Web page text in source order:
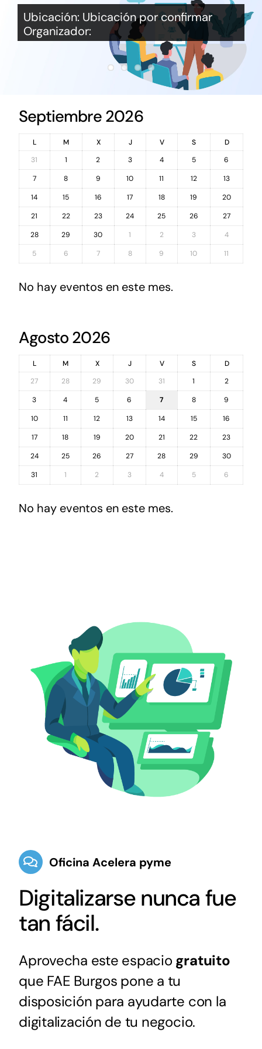
Antena Tecnológica
Eventos
Conócenos
Ubicación: Ubicación por confirmar
Organizador:
Septiembre 2026
L M X J V S
D
31
1 2 3 4 5
6
7
8 9 10 11 12
13
14
15 16 17 18 19
20
21
22 23 24 25 26
27
28
29 30 1 2 3
4
5
6 7 8 9 10 11
No hay eventos en este mes.
Agosto 2026
L M X J V S
D
27
28 29 30 31 1
2
3
4 5 6 7 8
9
10
11 12 13 14 15
16
17
18 19 20 21 22
23
24
25 26 27 28 29
30
31
1 2 3 4 5 6
No hay eventos en este mes.
Oficina Acelera pyme
Digitalizarse nunca fue
tan fácil.
Aprovecha este espacio gratuito
que FAE Burgos pone a tu
disposición para ayudarte con la
digitalización de tu negocio.